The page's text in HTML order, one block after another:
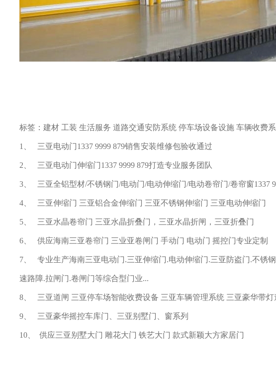
标签：建材 工装 生活服务 道路交通安防系统 停车场设备设施 车辆收费
1、 三亚电动门1337 9999 879销售安装维修包验收通过
2、 三亚电动门伸缩门1337 9999 879打造专业服务团队
3、 三亚全铝型材/不锈钢门/电动门/电动伸缩门/电动卷帘门/卷帘窗1337
4、 三亚伸缩门 三亚铝合金伸缩门 三亚不锈钢伸缩门 三亚电动伸缩门
5、 三亚水晶卷帘门 三亚水晶折叠门，三亚水晶折闸，三亚折叠门
6、 供应海南三亚卷帘门 三业亚卷闸门 手动门 电动门 摇控门专业定制
7、 专业生产海南三亚电动门.三亚伸缩门.电动伸缩门.三亚防盗门.不锈
速路障.拉闸门.卷闸门等综合型门业...
8、 三亚道闸 三亚停车场智能收费设备 三亚车辆管理系统 三亚豪华带灯
9、 三亚豪华摇控车库门、三亚别墅门、窗系列
10、 供应三亚别墅大门 雕花大门 铁艺大门 款式新颖大方家居门